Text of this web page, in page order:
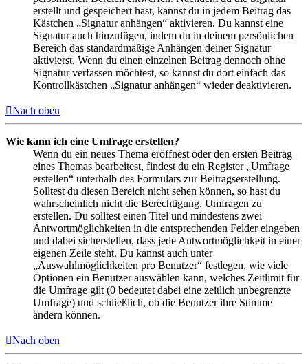
erstellt und gespeichert hast, kannst du in jedem Beitrag das
Kästchen „Signatur anhängen“ aktivieren. Du kannst eine
Signatur auch hinzufügen, indem du in deinem persönlichen
Bereich das standardmäßige Anhängen deiner Signatur
aktivierst. Wenn du einen einzelnen Beitrag dennoch ohne
Signatur verfassen möchtest, so kannst du dort einfach das
Kontrollkästchen „Signatur anhängen“ wieder deaktivieren.
Nach oben
Wie kann ich eine Umfrage erstellen?
Wenn du ein neues Thema eröffnest oder den ersten Beitrag
eines Themas bearbeitest, findest du ein Register „Umfrage
erstellen“ unterhalb des Formulars zur Beitragserstellung.
Solltest du diesen Bereich nicht sehen können, so hast du
wahrscheinlich nicht die Berechtigung, Umfragen zu
erstellen. Du solltest einen Titel und mindestens zwei
Antwortmöglichkeiten in die entsprechenden Felder eingeben
und dabei sicherstellen, dass jede Antwortmöglichkeit in einer
eigenen Zeile steht. Du kannst auch unter
„Auswahlmöglichkeiten pro Benutzer“ festlegen, wie viele
Optionen ein Benutzer auswählen kann, welches Zeitlimit für
die Umfrage gilt (0 bedeutet dabei eine zeitlich unbegrenzte
Umfrage) und schließlich, ob die Benutzer ihre Stimme
ändern können.
Nach oben